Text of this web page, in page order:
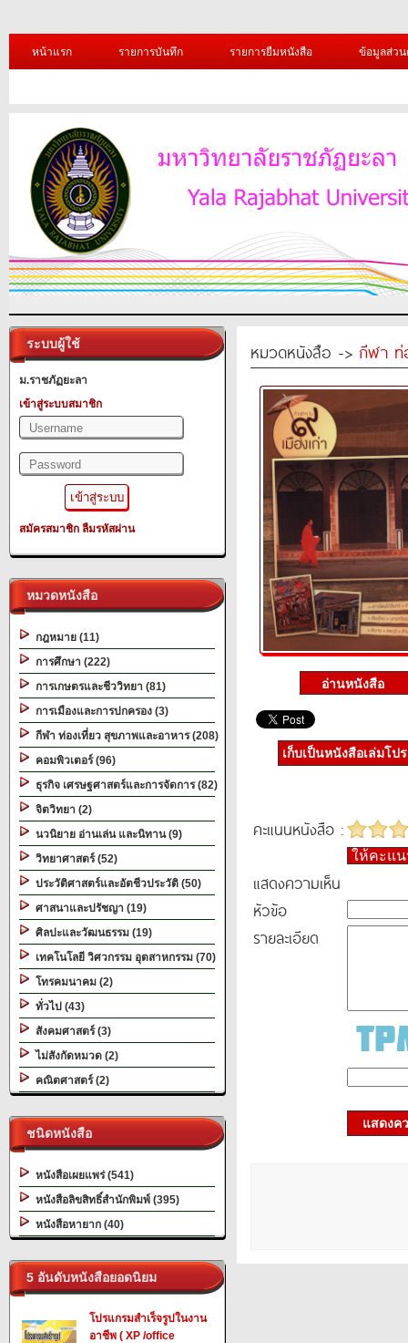
หน้าแรก รายการบันทึก รายการยืมหนังสือ ข้อมูลส่ว
ระบบผู้ใช้
ม.ราชภัฏยะลา
เข้าสู่ระบบสมาชิก
สมัครสมาชิก ลืมรหัสผ่าน
หมวดหนังสือ
กฎหมาย (11)
การศึกษา (222)
การเกษตรและชีววิทยา (81)
การเมืองและการปกครอง (3)
กีฬา ท่องเที่ยว สุขภาพและอาหาร (208)
คอมพิวเตอร์ (96)
ธุรกิจ เศรษฐศาสตร์และการจัดการ (82)
จิตวิทยา (2)
นวนิยาย อ่านเล่น และนิทาน (9)
วิทยาศาสตร์ (52)
ประวัติศาสตร์และอัตชีวประวัติ (50)
ศาสนาและปรัชญา (19)
ศิลปะและวัฒนธรรม (19)
เทคโนโลยี วิศวกรรม อุตสาหกรรม (70)
โทรคมนาคม (2)
ทั่วไป (43)
สังคมศาสตร์ (3)
ไม่สังกัดหมวด (2)
คณิตศาสตร์ (2)
ชนิดหนังสือ
หนังสือเผยแพร่ (541)
หนังสือลิขสิทธิ์สำนักพิมพ์ (395)
หนังสือหายาก (40)
5 อันดับหนังสือยอดนิยม
โปรแกรมสำเร็จรูปในงาน
อาชีพ ( XP /office
หมวดหนังสือ -> กีฬา ท่
เก็บเป็นหนังสือเล่มโป
คะแนนหนังสือ :
ให้คะแ
แสดงความเห็น
หัวข้อ
รายละเอียด
แสดงค